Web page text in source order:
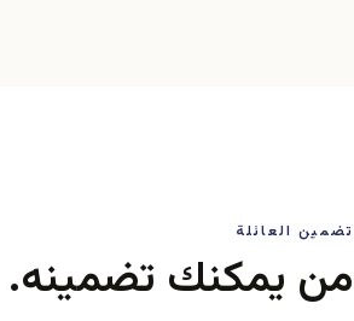
تضمين العائلة
من يمكنك تضمينه.